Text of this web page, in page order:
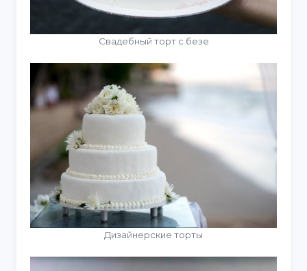
Свадебный торт с безе
Дизайнерские торты